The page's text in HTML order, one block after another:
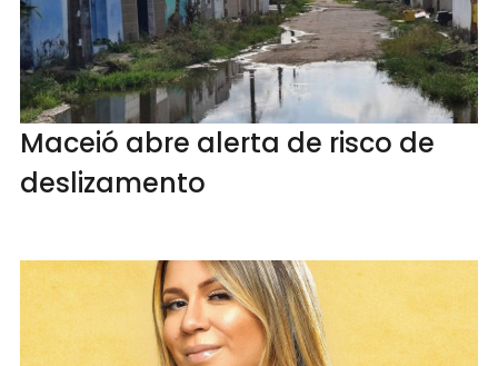
Maceió abre alerta de risco de
deslizamento